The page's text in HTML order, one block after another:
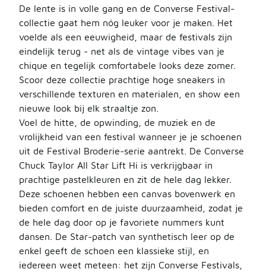
De lente is in volle gang en de Converse Festival-
collectie gaat hem nóg leuker voor je maken. Het
voelde als een eeuwigheid, maar de festivals zijn
eindelijk terug - net als de vintage vibes van je
chique en tegelijk comfortabele looks deze zomer.
Scoor deze collectie prachtige hoge sneakers in
verschillende texturen en materialen, en show een
nieuwe look bij elk straaltje zon.
Voel de hitte, de opwinding, de muziek en de
vrolijkheid van een festival wanneer je je schoenen
uit de Festival Broderie-serie aantrekt. De Converse
Chuck Taylor All Star Lift Hi is verkrijgbaar in
prachtige pastelkleuren en zit de hele dag lekker.
Deze schoenen hebben een canvas bovenwerk en
bieden comfort en de juiste duurzaamheid, zodat je
de hele dag door op je favoriete nummers kunt
dansen. De Star-patch van synthetisch leer op de
enkel geeft de schoen een klassieke stijl, en
iedereen weet meteen: het zijn Converse Festivals,